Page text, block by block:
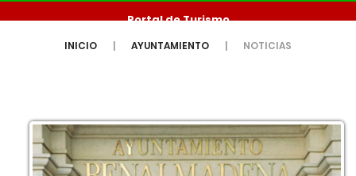
Portal de Turismo
INICIO AYUNTAMIENTO NOTICIAS